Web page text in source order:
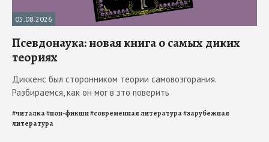
05.08.2026
Псевдонаука: новая книга о самых диких
теориях
Диккенс был сторонником теории самовозгорания.
Разбираемся, как он мог в это поверить
#читалка#нон-фикшн#современная литература#зарубежная
литература